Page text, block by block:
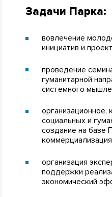
Задачи Парка:
вовлечение
инициатив и
проведение
гуманитарной
системного
организационное,
социальных и
создание на базе
организация
поддержки
экономический